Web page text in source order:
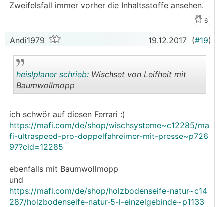
Zweifelsfall immer vorher die Inhaltsstoffe ansehen.
6
Andi1979 19.12.2017 (#19)
..
heislplaner schrieb: Wischset von Leifheit mit
Baumwollmopp
ich schwör auf diesen Ferrari :)
https://mafi.com/de/shop/wischsysteme~c12285/ma
fi-ultraspeed-pro-doppelfahreimer-mit-presse~p726
97?cid=12285
ebenfalls mit Baumwollmopp
und
https://mafi.com/de/shop/holzbodenseife-natur~c14
287/holzbodenseife-natur-5-l-einzelgebinde~p1133